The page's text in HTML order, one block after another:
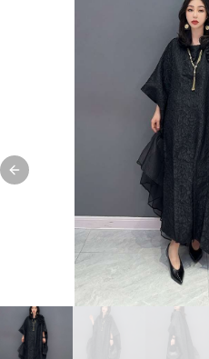
Previous slide